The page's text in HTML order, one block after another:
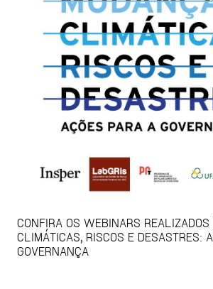
CONFIRA OS WEBINARS
CLIMÁTICAS, RISCOS E DESASTRES:
GOVERNANÇA